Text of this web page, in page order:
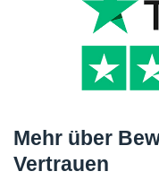
Mehr über
Vertrauen